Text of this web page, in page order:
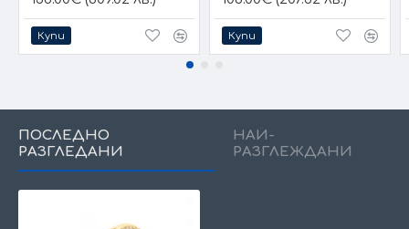
Купи Купи
ПОСЛЕДНО
РАЗГЛЕДАНИ
НАЙ-
РАЗГЛЕЖДАНИ